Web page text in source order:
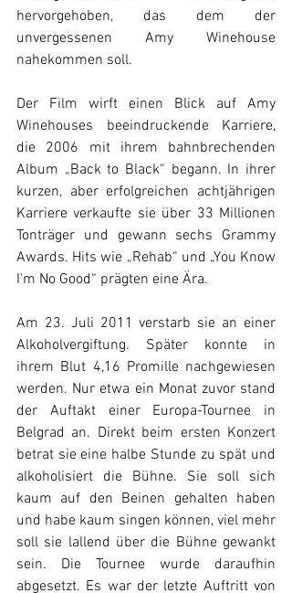
hervorgehoben, das dem der
unvergessenen Amy Winehouse
nahekommen soll.
Der Film wirft einen Blick auf Amy
Winehouses beeindruckende Karriere,
die 2006 mit ihrem bahnbrechenden
Album „Back to Black“ begann. In ihrer
kurzen, aber erfolgreichen achtjährigen
Karriere verkaufte sie über 33 Millionen
Tonträger und gewann sechs Grammy
Awards. Hits wie „Rehab“ und „You Know
I'm No Good“ prägten eine Ära.
Am 23. Juli 2011 verstarb sie an einer
Alkoholvergiftung. Später konnte in
ihrem Blut 4,16 Promille nachgewiesen
werden. Nur etwa ein Monat zuvor stand
der Auftakt einer Europa-Tournee in
Belgrad an. Direkt beim ersten Konzert
betrat sie eine halbe Stunde zu spät und
alkoholisiert die Bühne. Sie soll sich
kaum auf den Beinen gehalten haben
und habe kaum singen können, viel mehr
soll sie lallend über die Bühne gewankt
sein. Die Tournee wurde daraufhin
abgesetzt. Es war der letzte Auftritt von